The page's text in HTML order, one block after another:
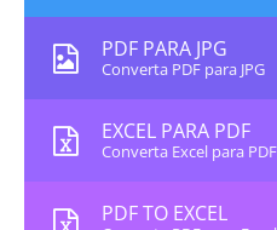
PDF PARA JPG
Converta PDF para JPG
EXCEL PARA PDF
Converta Excel para PDF
PDF TO EXCEL